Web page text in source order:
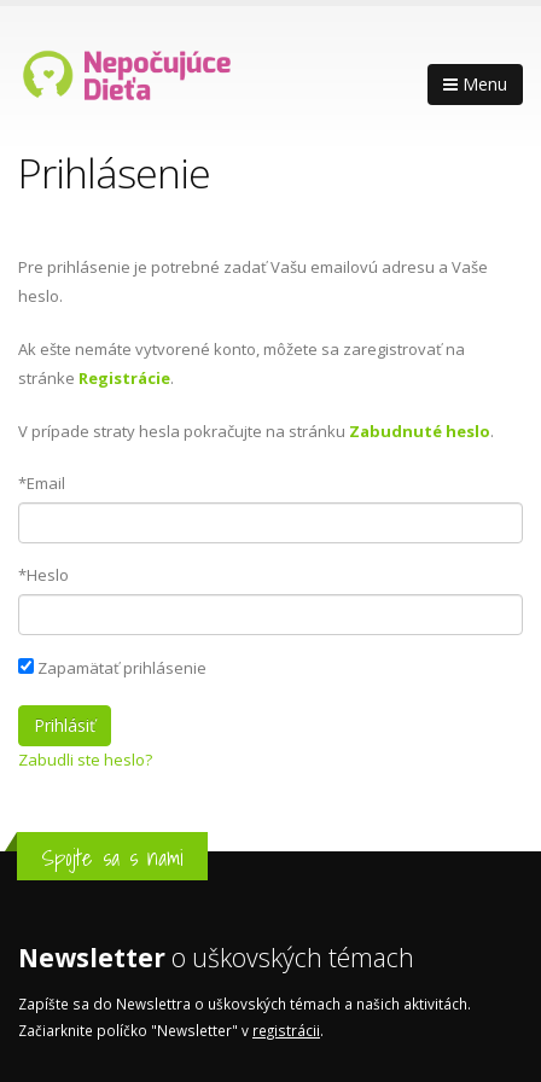
Menu
Prihlásenie
Pre prihlásenie je potrebné zadať Vašu emailovú adresu a Vaše
heslo.
Ak ešte nemáte vytvorené konto, môžete sa zaregistrovať na
stránke Registrácie.
V prípade straty hesla pokračujte na stránku Zabudnuté heslo.
*Email
*Heslo
Zapamätať prihlásenie
Zabudli ste heslo?
Spojte sa s nami
Newsletter o uškovských témach
Zapíšte sa do Newslettra o uškovských témach a našich aktivitách.
Začiarknite políčko "Newsletter" v registrácii.